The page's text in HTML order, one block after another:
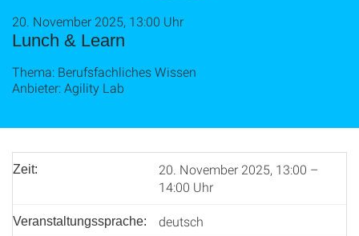
Lunch & Learn
20. November 2025, 13:00 Uhr
Thema: Berufsfachliches Wissen
Anbieter: Agility Lab
Zeit:
20. November 2025, 13:00 –
14:00 Uhr
Veranstaltungssprache: deutsch